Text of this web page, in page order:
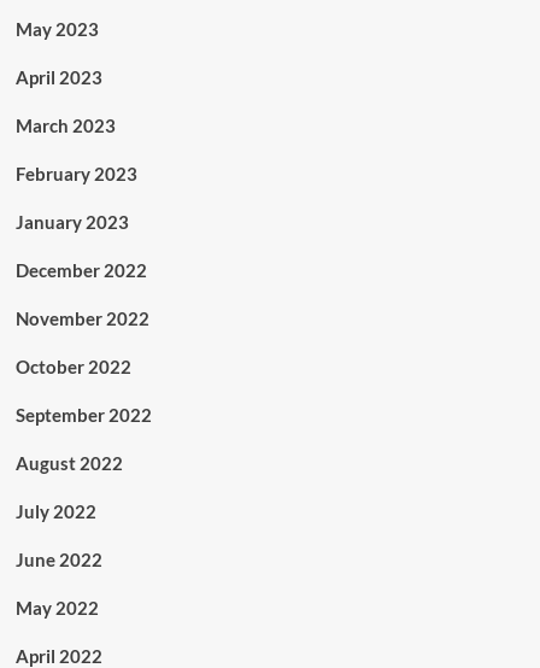
May 2023
April 2023
March 2023
February 2023
January 2023
December 2022
November 2022
October 2022
September 2022
August 2022
July 2022
June 2022
May 2022
April 2022